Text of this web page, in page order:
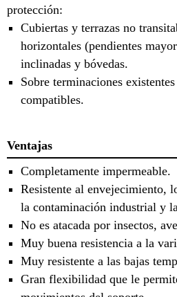
protección:
Cubiertas y terrazas no
horizontales (pendientes
inclinadas y bóvedas.
Sobre terminaciones
compatibles.
Ventajas
Completamente impermeable.
Resistente al envejecimiento,
la contaminación industrial y
No es atacada por insectos,
Muy buena resistencia a la
Muy resistente a las bajas
Gran flexibilidad que le